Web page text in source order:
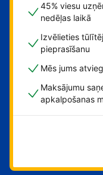
45% viesu
nedēļas laikā
Izvēlieties
pieprasīšanu
Mēs jums
Maksājumu
apkalpošanas